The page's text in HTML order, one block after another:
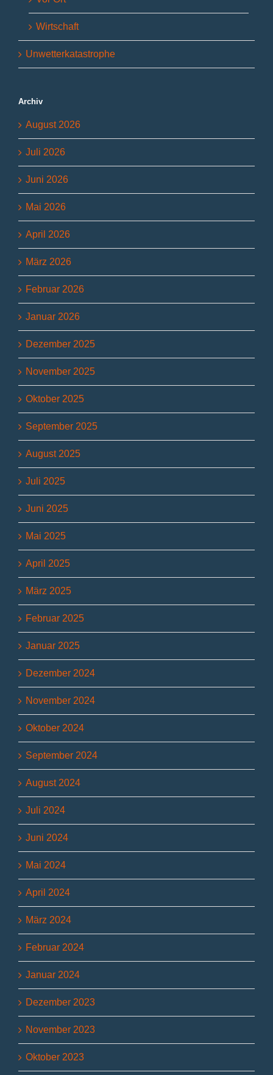
Wirtschaft
Unwetterkatastrophe
Archiv
August 2026
Juli 2026
Juni 2026
Mai 2026
April 2026
März 2026
Februar 2026
Januar 2026
Dezember 2025
November 2025
Oktober 2025
September 2025
August 2025
Juli 2025
Juni 2025
Mai 2025
April 2025
März 2025
Februar 2025
Januar 2025
Dezember 2024
November 2024
Oktober 2024
September 2024
August 2024
Juli 2024
Juni 2024
Mai 2024
April 2024
März 2024
Februar 2024
Januar 2024
Dezember 2023
November 2023
Oktober 2023